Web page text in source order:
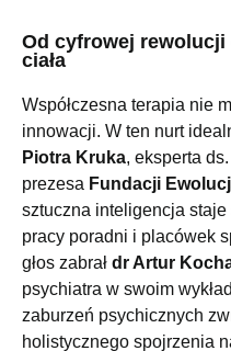
Od cyfrowej
ciała
Współczesna terapia nie
innowacji. W ten nurt
Piotra Kruka, eksperta
prezesa Fundacji
sztuczna inteligencja
pracy poradni i placówek
głos zabrał dr Artur
psychiatra w swoim
zaburzeń psychicznych
holistycznego spojrzenia